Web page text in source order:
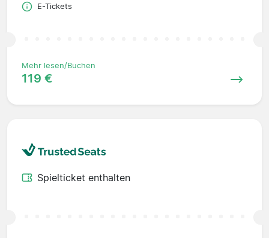
E-Tickets
Mehr lesen/Buchen
119 €
Spielticket enthalten